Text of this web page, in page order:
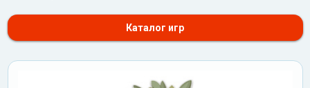
Каталог игр